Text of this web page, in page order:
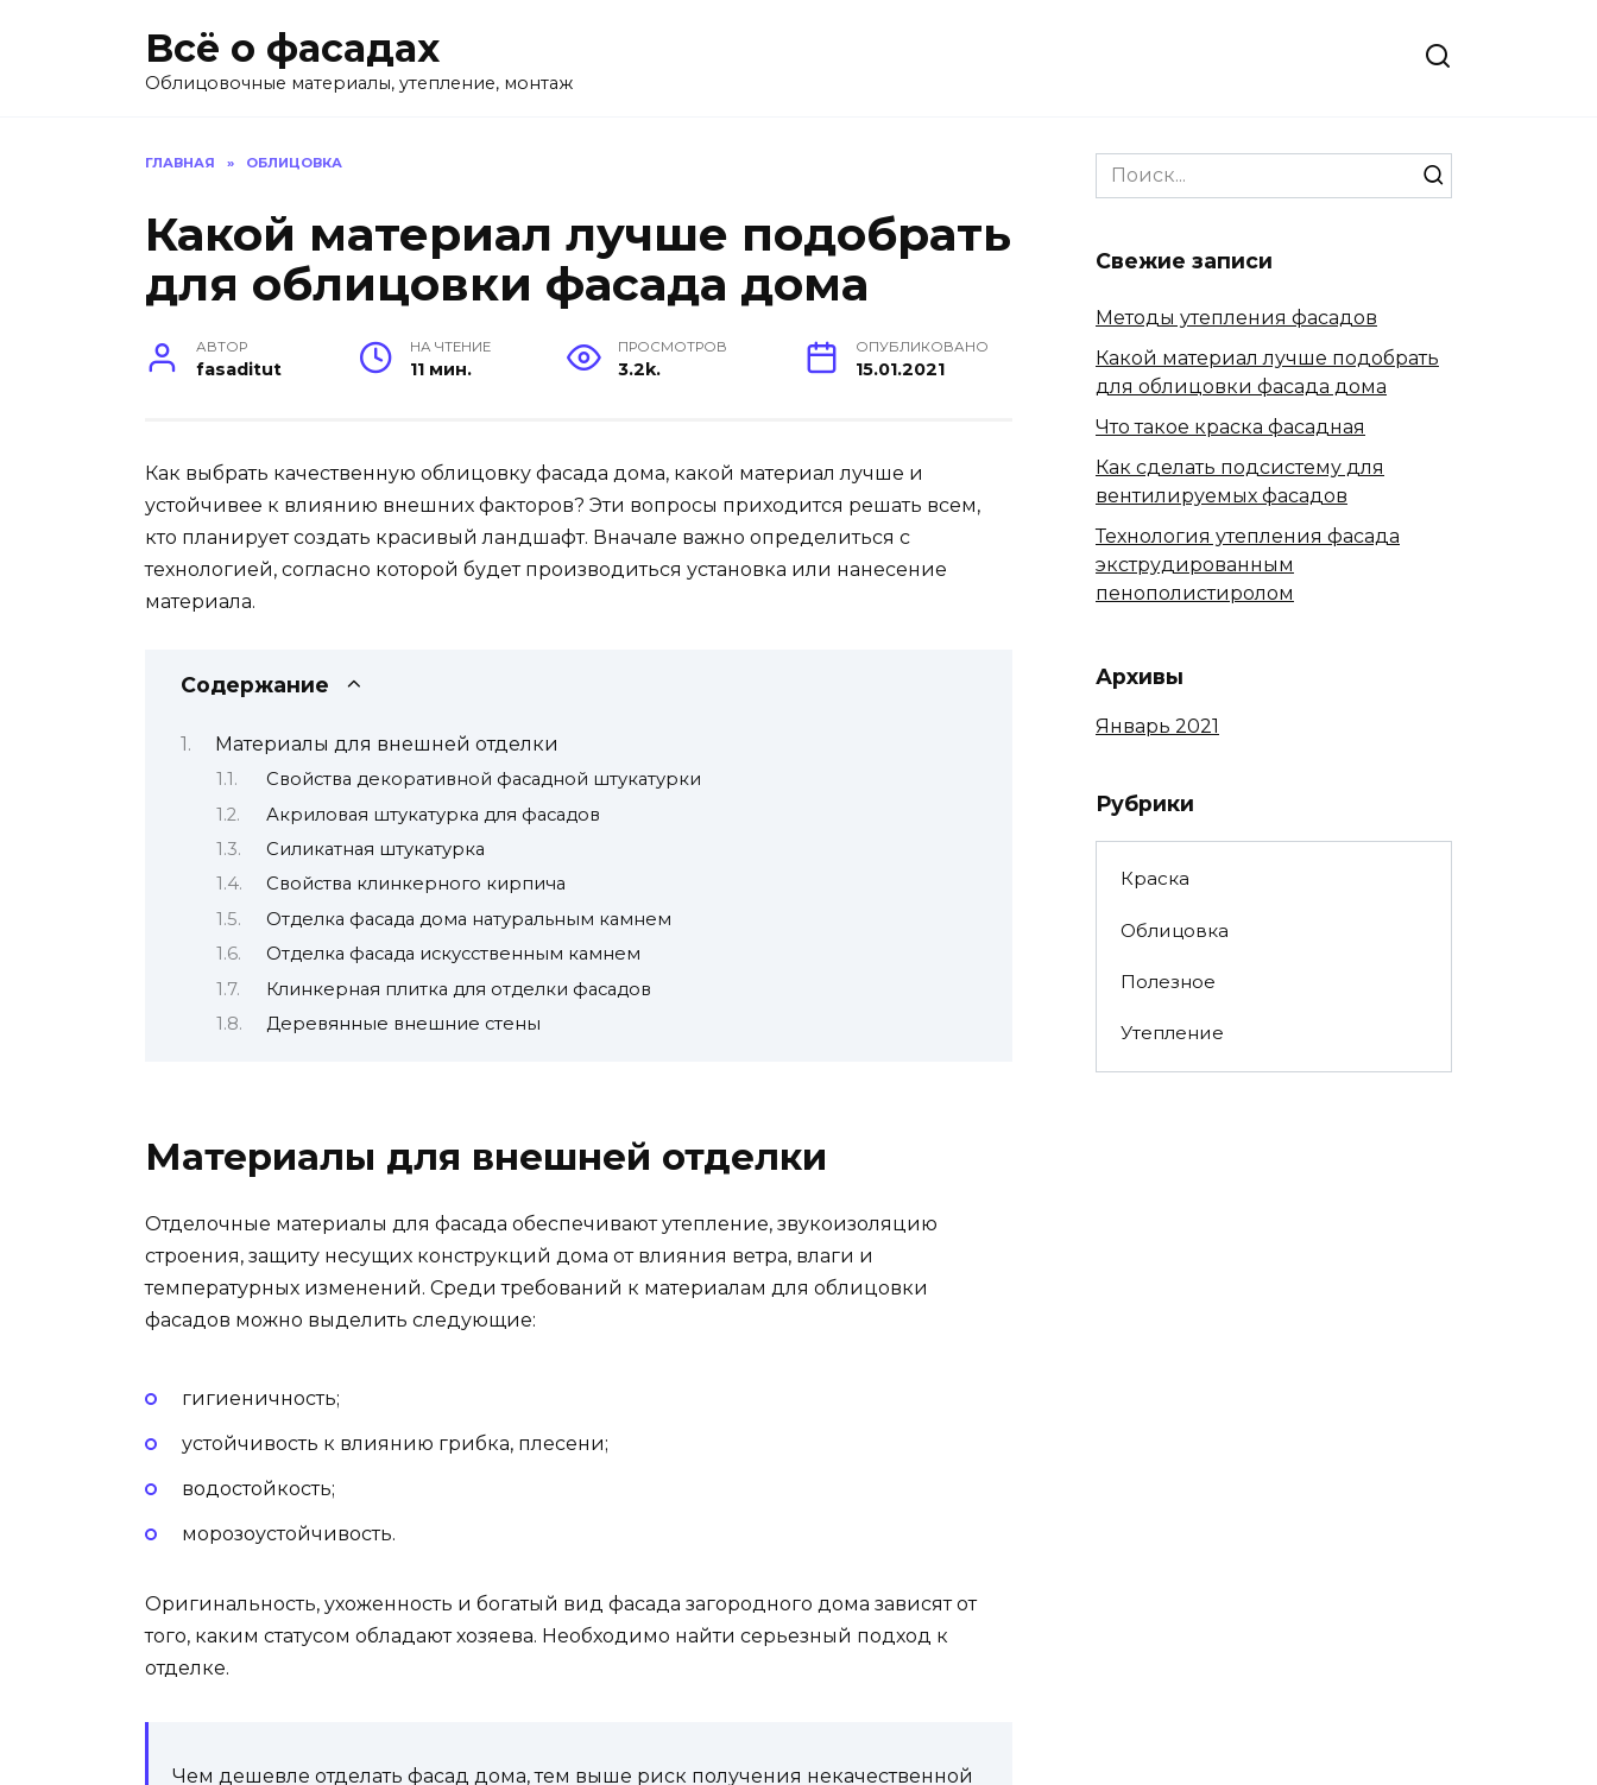
Всё о фасадах
Облицовочные материалы, утепление, монтаж
ГЛАВНАЯ » ОБЛИЦОВКА
Какой материал лучше подобрать
для облицовки фасада дома
АВТОР
fasaditut
НА ЧТЕНИЕ
11 мин.
ПРОСМОТРОВ
3.2k.
ОПУБЛИКОВАНО
15.01.2021
Как выбрать качественную облицовку фасада дома, какой материал лучше и
устойчивее к влиянию внешних факторов? Эти вопросы приходится решать всем,
кто планирует создать красивый ландшафт. Вначале важно определиться с
технологией, согласно которой будет производиться установка или нанесение
материала.
Содержание
Материалы для внешней отделки
Свойства декоративной фасадной штукатурки
Акриловая штукатурка для фасадов
Силикатная штукатурка
Свойства клинкерного кирпича
Отделка фасада дома натуральным камнем
Отделка фасада искусственным камнем
Клинкерная плитка для отделки фасадов
Деревянные внешние стены
Материалы для внешней отделки
Отделочные материалы для фасада обеспечивают утепление, звукоизоляцию
строения, защиту несущих конструкций дома от влияния ветра, влаги и
температурных изменений. Среди требований к материалам для облицовки
фасадов можно выделить следующие:
гигиеничность;
устойчивость к влиянию грибка, плесени;
водостойкость;
морозоустойчивость.
Оригинальность, ухоженность и богатый вид фасада загородного дома зависят от
того, каким статусом обладают хозяева. Необходимо найти серьезный подход к
отделке.
Чем дешевле отделать фасад дома, тем выше риск получения некачественной
Search
for:
Свежие записи
Методы утепления фасадов
Какой материал лучше подобрать
для облицовки фасада дома
Что такое краска фасадная
Как сделать подсистему для
вентилируемых фасадов
Технология утепления фасада
экструдированным
пенополистиролом
Архивы
Январь 2021
Рубрики
Краска
Облицовка
Полезное
Утепление